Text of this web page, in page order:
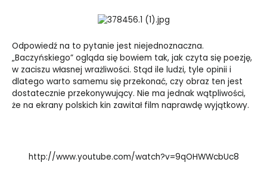
Odpowiedź na to pytanie jest niejednoznaczna.
„Baczyńskiego” ogląda się bowiem tak, jak czyta się poezję,
w zaciszu własnej wrażliwości. Stąd ile ludzi, tyle opinii i
dlatego warto samemu się przekonać, czy obraz ten jest
dostatecznie przekonywujący. Nie ma jednak wątpliwości,
że na ekrany polskich kin zawitał film naprawdę wyjątkowy.
http://www.youtube.com/watch?v=9qOHWWcbUc8